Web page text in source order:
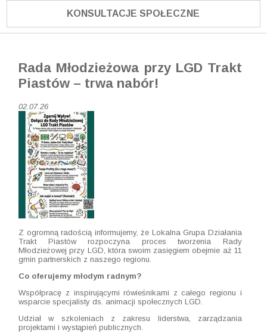
KONSULTACJE SPOŁECZNE
Rada Młodzieżowa przy LGD Trakt
Piastów – trwa nabór!
02.07.26
Z ogromną radością informujemy, że Lokalna Grupa Działania
Trakt Piastów rozpoczyna proces tworzenia Rady
Młodzieżowej przy LGD, która swoim zasięgiem obejmie aż 11
gmin partnerskich z naszego regionu.
Co oferujemy młodym radnym?
Współpracę z inspirującymi rówieśnikami z całego regionu i
wsparcie specjalisty ds. animacji społecznych LGD.
Udział w szkoleniach z zakresu liderstwa, zarządzania
projektami i wystąpień publicznych.